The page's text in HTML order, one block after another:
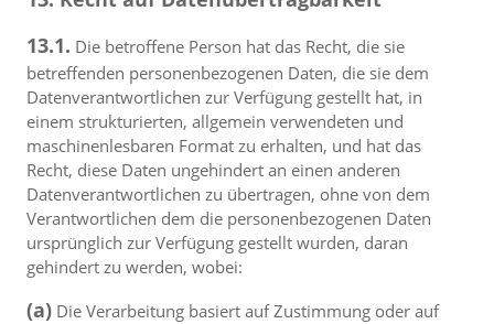
13.1. Die betroffene Person hat das Recht, die sie
betreffenden personenbezogenen Daten, die sie dem
Datenverantwortlichen zur Verfügung gestellt hat, in
einem strukturierten, allgemein verwendeten und
maschinenlesbaren Format zu erhalten, und hat das
Recht, diese Daten ungehindert an einen anderen
Datenverantwortlichen zu übertragen, ohne von dem
Verantwortlichen dem die personenbezogenen Daten
ursprünglich zur Verfügung gestellt wurden, daran
gehindert zu werden, wobei:
(a) Die Verarbeitung basiert auf Zustimmung oder auf